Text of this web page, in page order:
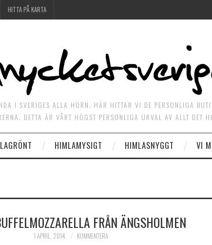
HITTA PÅ KARTA
I SVERIGES ALLA HÖRN. HÄR HITTAR VI DE PERSONLIGA
DETTA ÄR VÅRT HÖGST PERSONLIGA URVAL AV ALLT DET
HIMLAMYSIGT HIMLASNYGGT VI
FRÅN ÄNGSHOLMEN
1 APRIL, 2014 KOMMENTERA